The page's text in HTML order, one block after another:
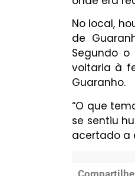
No local,
de
Segundo
voltaria à
Guaranho.
“O que
se sentiu
acertado a